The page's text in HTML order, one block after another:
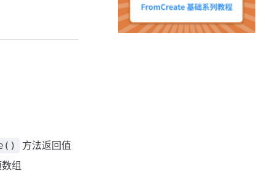
方法返回值
组